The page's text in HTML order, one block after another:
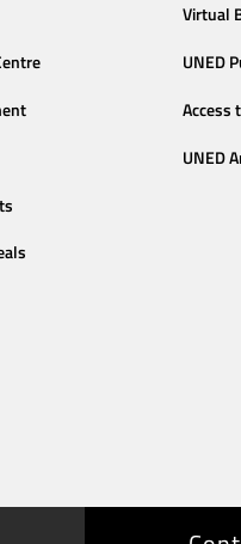
Virtual
UNED
Access
UNED